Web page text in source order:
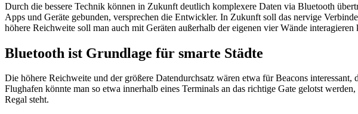
Durch die bessere Technik können in Zukunft deutlich komplexere Daten via Bluetooth
Apps und Geräte gebunden, versprechen die Entwickler. In Zukunft soll das nervige
höhere Reichweite soll man auch mit Geräten außerhalb der eigenen vier Wände interagieren
Bluetooth ist Grundlage für smarte Städte
Die höhere Reichweite und der größere Datendurchsatz wären etwa für Beacons
Flughafen könnte man so etwa innerhalb eines Terminals an das richtige Gate gelotst
Regal steht.